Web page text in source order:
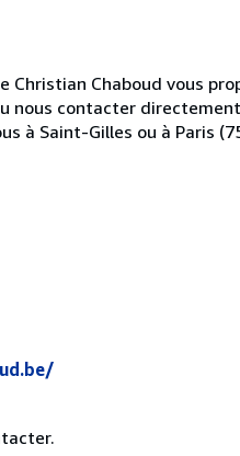
Christian Chaboud vous
nous contacter
à Saint-Gilles ou à Paris